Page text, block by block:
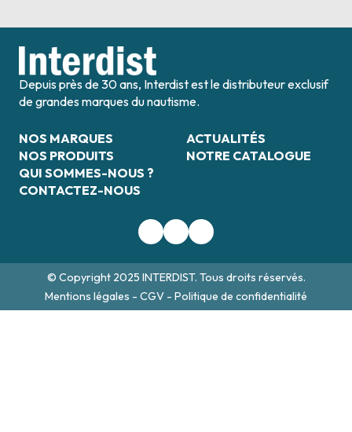
Depuis près de 30 ans, Interdist est le distributeur exclusif
de grandes marques du nautisme.
NOS MARQUES
NOS PRODUITS
QUI SOMMES-NOUS ?
CONTACTEZ-NOUS
ACTUALITÉS
NOTRE CATALOGUE
© Copyright 2025 INTERDIST. Tous droits réservés.
Mentions légales - CGV - Politique de confidentialité